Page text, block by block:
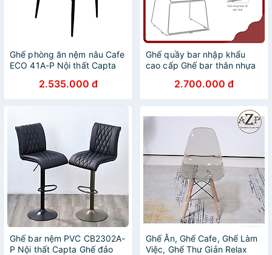
Ghế phòng ăn nệm nâu Cafe
ECO 41A-P Nội thất Capta
Polywood có bọc nệm simili
chân ghế sắt sơn tĩnh điện
màu đen
2.535.000 đ
Ghế quầy bar nhập khẩu
cao cấp Ghế bar thân nhựa
chrome bóng CB Kendo
Capta Tp.HCM
2.700.000 đ
Ghế bar nệm PVC CB2302A-
P Nội thất Capta Ghế đảo
Ghế Ăn, Ghế Cafe, Ghế Làm
Việc, Ghế Thư Giản Relax